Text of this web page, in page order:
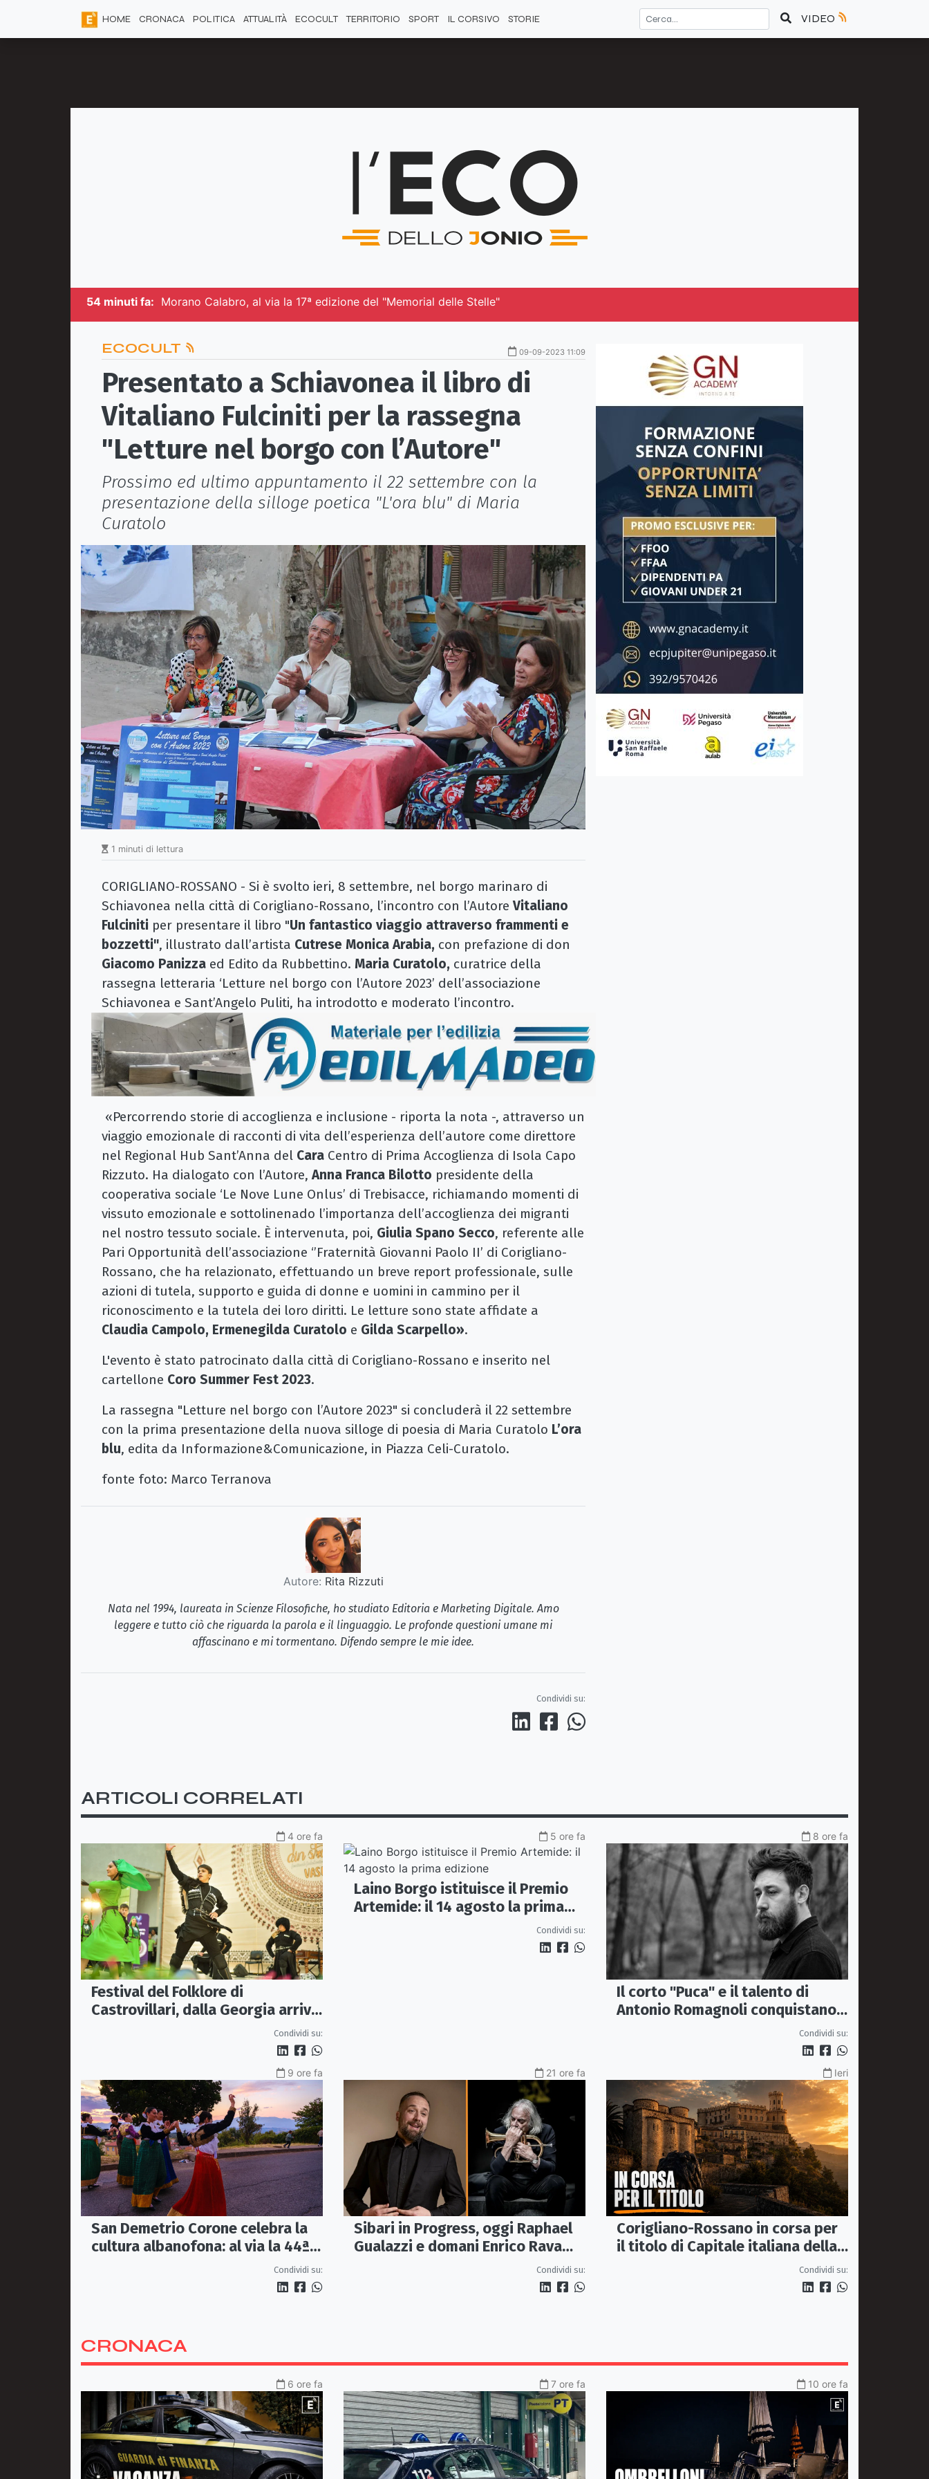
HOME CRONACA POLITICA ATTUALITÀ ECOCULT TERRITORIO SPORT IL CORSIVO STORIE VIDEO
54 minuti fa: Morano Calabro, al via la 17ª edizione del "Memorial delle Stelle"
ECOCULT 09-09-2023 11:09
Presentato a Schiavonea il libro di
Vitaliano Fulciniti per la rassegna
"Letture nel borgo con l’Autore"
Prossimo ed ultimo appuntamento il 22 settembre con la
presentazione della silloge poetica "L'ora blu" di Maria
Curatolo
1 minuti di lettura
CORIGLIANO-ROSSANO - Si è svolto ieri, 8 settembre, nel borgo marinaro di
Schiavonea nella città di Corigliano-Rossano, l’incontro con l’Autore Vitaliano
Fulciniti per presentare il libro "Un fantastico viaggio attraverso frammenti e
bozzetti", illustrato dall’artista Cutrese Monica Arabia, con prefazione di don
Giacomo Panizza ed Edito da Rubbettino. Maria Curatolo, curatrice della
rassegna letteraria ‘Letture nel borgo con l’Autore 2023’ dell’associazione
Schiavonea e Sant’Angelo Puliti, ha introdotto e moderato l’incontro.
«Percorrendo storie di accoglienza e inclusione - riporta la nota -, attraverso un
viaggio emozionale di racconti di vita dell’esperienza dell’autore come direttore
nel Regional Hub Sant’Anna del Cara Centro di Prima Accoglienza di Isola Capo
Rizzuto. Ha dialogato con l’Autore, Anna Franca Bilotto presidente della
cooperativa sociale ‘Le Nove Lune Onlus’ di Trebisacce, richiamando momenti di
vissuto emozionale e sottolinenado l’importanza dell’accoglienza dei migranti
nel nostro tessuto sociale. È intervenuta, poi, Giulia Spano Secco, referente alle
Pari Opportunità dell’associazione ‘’Fraternità Giovanni Paolo II’ di Corigliano-
Rossano, che ha relazionato, effettuando un breve report professionale, sulle
azioni di tutela, supporto e guida di donne e uomini in cammino per il
riconoscimento e la tutela dei loro diritti. Le letture sono state affidate a
Claudia Campolo, Ermenegilda Curatolo e Gilda Scarpello».
L'evento è stato patrocinato dalla città di Corigliano-Rossano e inserito nel
cartellone Coro Summer Fest 2023.
La rassegna "Letture nel borgo con l’Autore 2023" si concluderà il 22 settembre
con la prima presentazione della nuova silloge di poesia di Maria Curatolo L’ora
blu, edita da Informazione&Comunicazione, in Piazza Celi-Curatolo.
fonte foto: Marco Terranova
Autore: Rita Rizzuti
Nata nel 1994, laureata in Scienze Filosofiche, ho studiato Editoria e Marketing Digitale. Amo
leggere e tutto ciò che riguarda la parola e il linguaggio. Le profonde questioni umane mi
affascinano e mi tormentano. Difendo sempre le mie idee.
Condividi su:
ARTICOLI CORRELATI
4 ore fa
Festival del Folklore di
Castrovillari, dalla Georgia arriva
Condividi su:
5 ore fa
Laino Borgo istituisce il Premio
Artemide: il 14 agosto la prima
Condividi su:
8 ore fa
Il corto "Puca" e il talento di
Antonio Romagnoli conquistano
Condividi su:
9 ore fa
San Demetrio Corone celebra la
cultura albanofona: al via la 44ª
Condividi su:
21 ore fa
Sibari in Progress, oggi Raphael
Gualazzi e domani Enrico Rava
protagonisti della rassegna aiCondividi su:
Ieri
Corigliano-Rossano in corsa per
il titolo di Capitale italiana della
Condividi su:
CRONACA
6 ore fa 7 ore fa 10 ore fa